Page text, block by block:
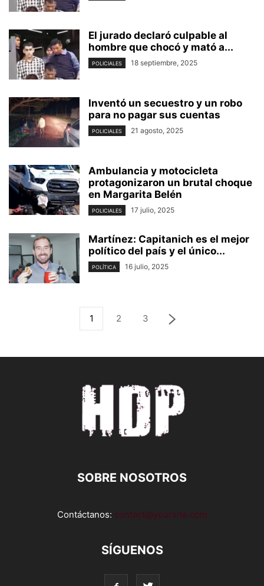
El jurado declaró culpable al
hombre que chocó y mató a...
POLICIALES 18 septiembre, 2025
Inventó un secuestro y un robo
para no pagar sus cuentas
POLICIALES 21 agosto, 2025
Ambulancia y motocicleta
protagonizaron un brutal choque
en Margarita Belén
POLICIALES 17 julio, 2025
Martínez: Capitanich es el mejor
político del país y el único...
POLÍTICA 16 julio, 2025
1 2 3
SOBRE NOSOTROS
Contáctanos: contact@yoursite.com
SÍGUENOS